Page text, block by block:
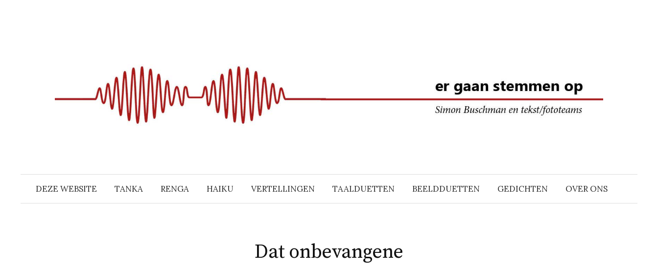
DEZE WEBSITE TANKA RENGA HAIKU VERTELLINGEN TAALDUETTEN BEELDDUETTEN GEDICHTEN OVER ONS
Dat onbevangene